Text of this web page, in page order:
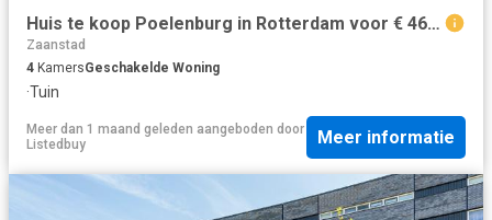
Huis te koop Poelenburg in Rotterdam voor € 460.000
Zaanstad
4 KamersGeschakelde Woning
·Tuin
Meer dan 1 maand geleden aangeboden door
Listedbuy
Meer informatie